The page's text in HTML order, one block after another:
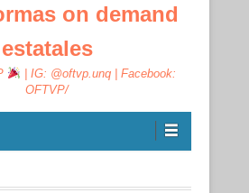
on demand
estatales
| IG: @oftvp.unq | Facebook:
OFTVP/